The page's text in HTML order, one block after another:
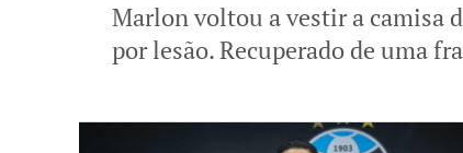
Marlon voltou a vestir a camisa
por lesão. Recuperado de uma